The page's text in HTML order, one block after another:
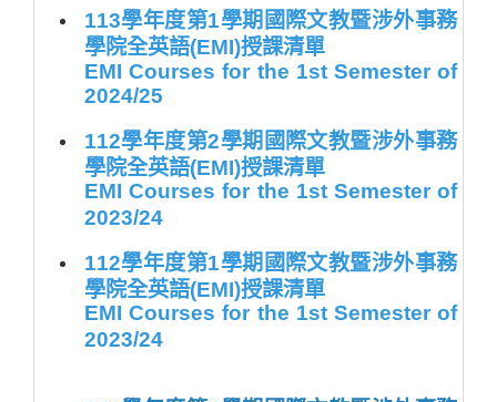
113學年度第1學期國際文教暨涉外事務
學院全英語(EMI)授課清單
EMI Courses for the 1st Semester of
2024/25
112學年度第2學期國際文教暨涉外事務
學院全英語(EMI)授課清單
EMI Courses for the 1st Semester of
2023/24
112學年度第1學期國際文教暨涉外事務
學院全英語(EMI)授課清單
EMI Courses for the 1st Semester of
2023/24